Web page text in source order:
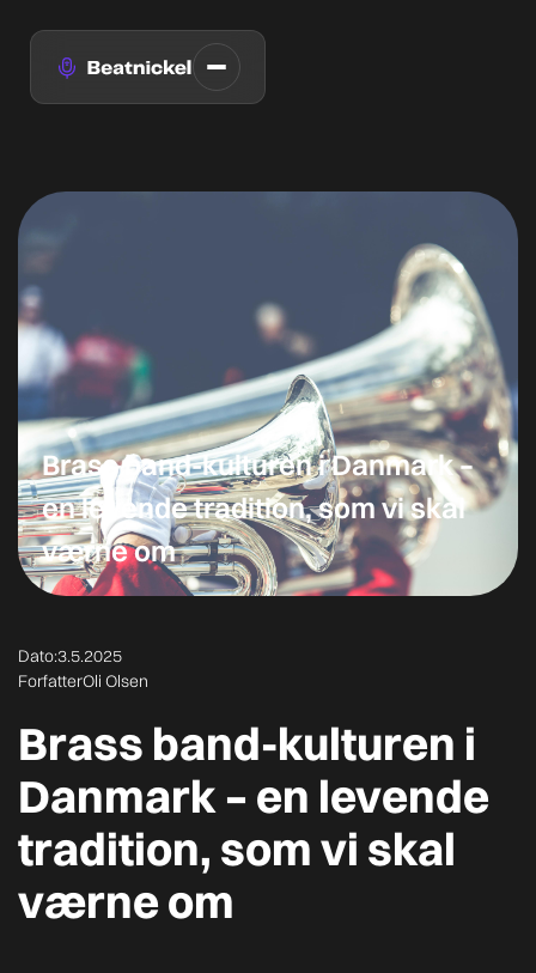
Brass band-kulturen i Danmark –
en levende tradition, som vi skal
værne om
Dato:3.5.2025
ForfatterOli Olsen
Brass band-kulturen i
Danmark – en levende
tradition, som vi skal
værne om